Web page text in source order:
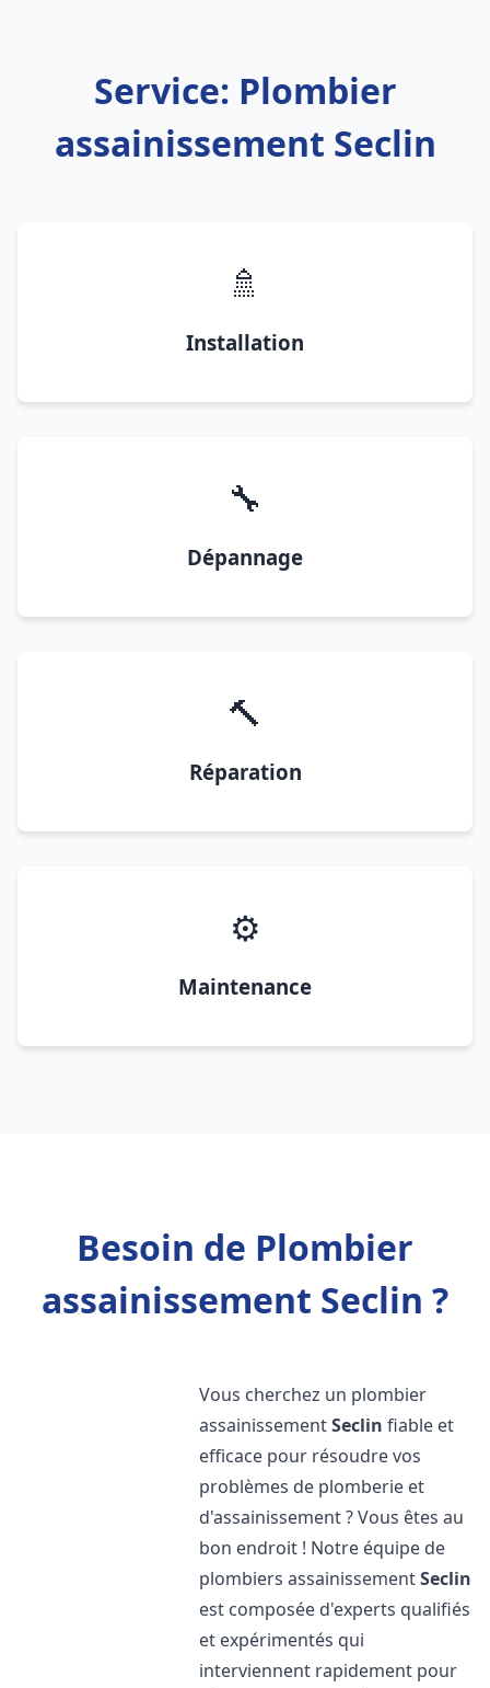
Service: Plombier
assainissement Seclin
🚿
Installation
🔧
Dépannage
🔨
Réparation
⚙️
Maintenance
Besoin de Plombier
assainissement Seclin ?
Vous cherchez un plombier
assainissementSeclin fiable et
efficace pour résoudre vos
problèmes de plomberie et
d'assainissement ? Vous êtes au
bon endroit ! Notre équipe de
plombiers assainissementSeclin
est composée d'experts qualifiés
et expérimentés qui
interviennent rapidement pour